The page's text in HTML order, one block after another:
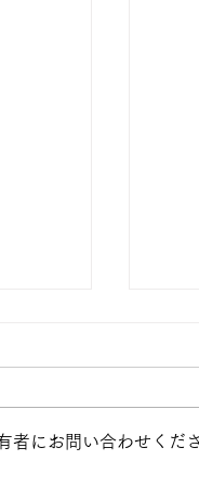
者にお問い合わせくだ